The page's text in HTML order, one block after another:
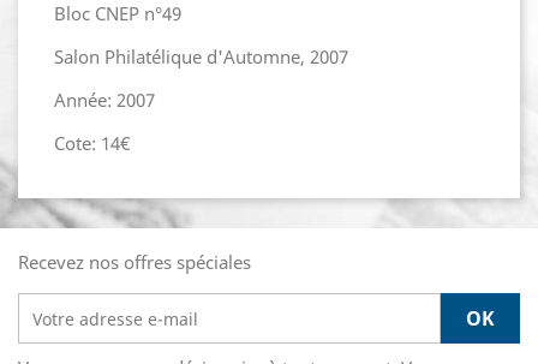
Bloc CNEP n°49
Salon Philatélique d'Automne, 2007
Année: 2007
Cote: 14€
Recevez nos offres spéciales